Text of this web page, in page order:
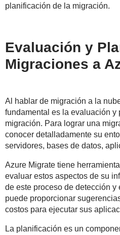
planificación de la migración.
Evaluación y
Migraciones a
Al hablar de migración a la
fundamental es la evaluación y
migración. Para lograr una
conocer detalladamente su
servidores, bases de datos,
Azure Migrate tiene
evaluar estos aspectos de su
de este proceso de detección
puede proporcionar
costos para ejecutar sus
La planificación es un